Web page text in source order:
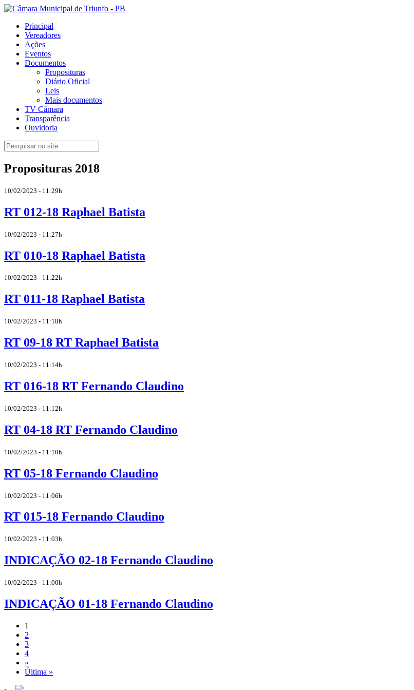
Principal
Vereadores
Ações
Eventos
Documentos
Proposituras
Diário Oficial
Leis
Mais documentos
TV Câmara
Transparência
Ouvidoria
Proposituras 2018
10/02/2023 - 11:29h
RT 012-18 Raphael Batista
10/02/2023 - 11:27h
RT 010-18 Raphael Batista
10/02/2023 - 11:22h
RT 011-18 Raphael Batista
10/02/2023 - 11:18h
RT 09-18 RT Raphael Batista
10/02/2023 - 11:14h
RT 016-18 RT Fernando Claudino
10/02/2023 - 11:12h
RT 04-18 RT Fernando Claudino
10/02/2023 - 11:10h
RT 05-18 Fernando Claudino
10/02/2023 - 11:06h
RT 015-18 Fernando Claudino
10/02/2023 - 11:03h
INDICAÇÃO 02-18 Fernando Claudino
10/02/2023 - 11:00h
INDICAÇÃO 01-18 Fernando Claudino
1
2
3
4
»
Última »